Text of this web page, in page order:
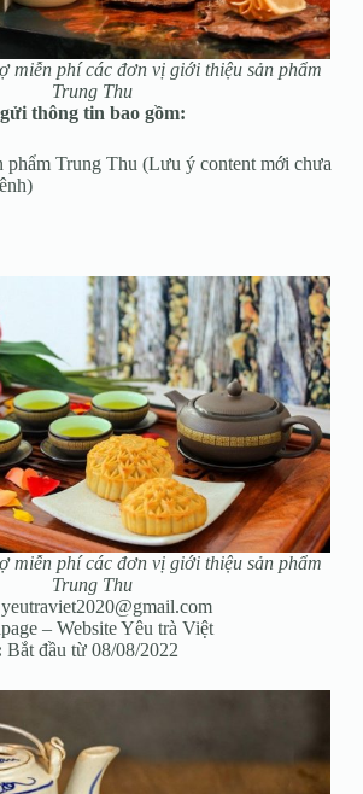
miễn phí các đơn vị giới thiệu sản phẩm
Trung Thu
thông tin bao gồm:
phẩm Trung Thu (Lưu ý content mới chưa
miễn phí các đơn vị giới thiệu sản phẩm
Trung Thu
yeutraviet2020@gmail.com
– Website Yêu trà Việt
Bắt đầu từ 08/08/2022